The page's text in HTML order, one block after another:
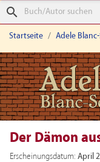
search
Startseite Adele
Der Dämon
Erscheinungsdatum: April